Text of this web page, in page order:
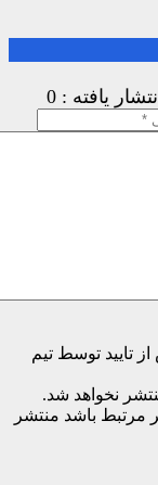
انتشار یافته : 0
تایید توسط تیم
نخواهد شد.
مرتبط باشد منتشر